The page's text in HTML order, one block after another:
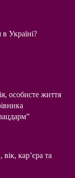
Україні?
особисте життя
кар’єра та